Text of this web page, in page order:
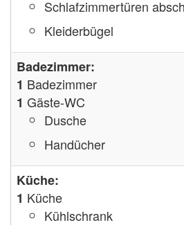
Schlafzimmertüren
Kleiderbügel
Badezimmer:
1 Badezimmer
1 Gäste-WC
Dusche
Handücher
Küche:
1 Küche
Kühlschrank